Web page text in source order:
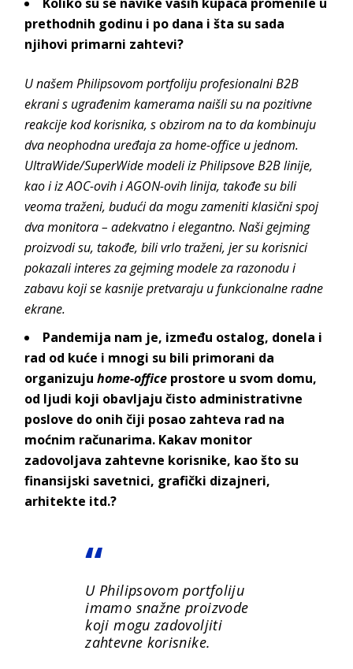
prethodnih godinu i po dana i šta su sada
njihovi primarni zahtevi?
U našem Philipsovom portfoliju profesionalni B2B
ekrani s ugrađenim kamerama naišli su na pozitivne
reakcije kod korisnika, s obzirom na to da kombinuju
dva neophodna uređaja za home-office u jednom.
UltraWide/SuperWide modeli iz Philipsove B2B linije,
kao i iz AOC-ovih i AGON-ovih linija, takođe su bili
veoma traženi, budući da mogu zameniti klasični spoj
dva monitora – adekvatno i elegantno. Naši gejming
proizvodi su, takođe, bili vrlo traženi, jer su korisnici
pokazali interes za gejming modele za razonodu i
zabavu koji se kasnije pretvaraju u funkcionalne radne
ekrane.
Pandemija nam je, između ostalog, donela i
rad od kuće i mnogi su bili primorani da
organizujuhome-office prostore u svom domu,
od ljudi koji obavljaju čisto administrativne
poslove do onih čiji posao zahteva rad na
moćnim računarima. Kakav monitor
zadovoljava zahtevne korisnike, kao što su
finansijski savetnici, grafički dizajneri,
arhitekte itd.?
U Philipsovom portfoliju
imamo snažne proizvode
koji mogu zadovoljiti
zahtevne korisnike.